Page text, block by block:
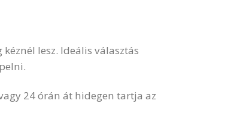
lesz. Ideális választás
24 órán át hidegen tartja az